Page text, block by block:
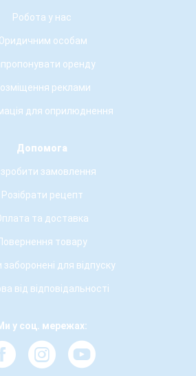
Робота у нас
особам
оренду
реклами
для оприлюднення
Допомога
зробити замовлення
Розібрати рецепт
та доставка
товару
заборонені для відпуску
від відповідальності
у соц. мережах: